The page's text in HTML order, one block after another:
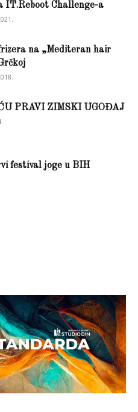
IT.Reboot Challenge-a
na „Mediteran hair
PRAVI ZIMSKI UGOĐAJ
festival joge u BIH